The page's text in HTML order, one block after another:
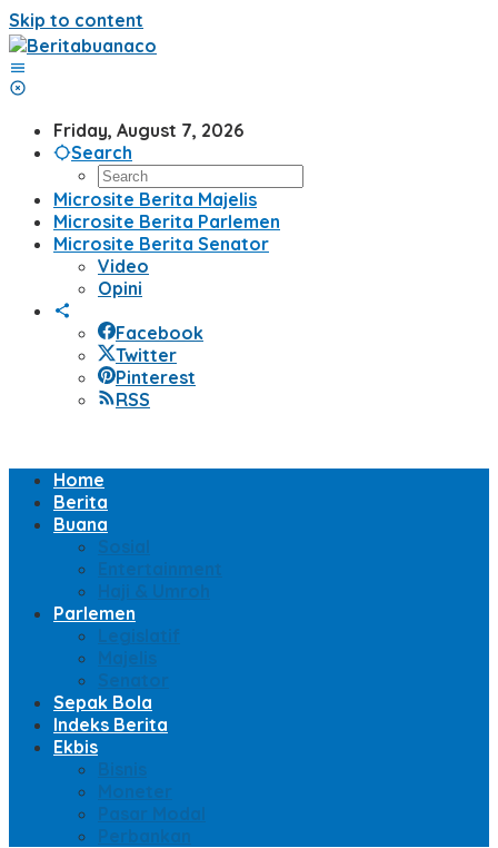
Skip to content
Friday, August 7, 2026
Search
Microsite Berita Majelis
Microsite Berita Parlemen
Microsite Berita Senator
Video
Opini
Facebook
Twitter
Pinterest
RSS
Home
Berita
Buana
Sosial
Entertainment
Haji & Umroh
Parlemen
Legislatif
Majelis
Senator
Sepak Bola
Indeks Berita
Ekbis
Bisnis
Moneter
Pasar Modal
Perbankan